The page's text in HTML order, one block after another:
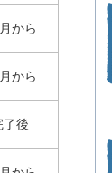
から
から
了後